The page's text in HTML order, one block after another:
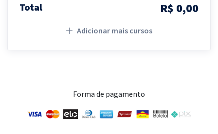
Total R$ 0,00
Adicionar mais cursos
Forma de pagamento